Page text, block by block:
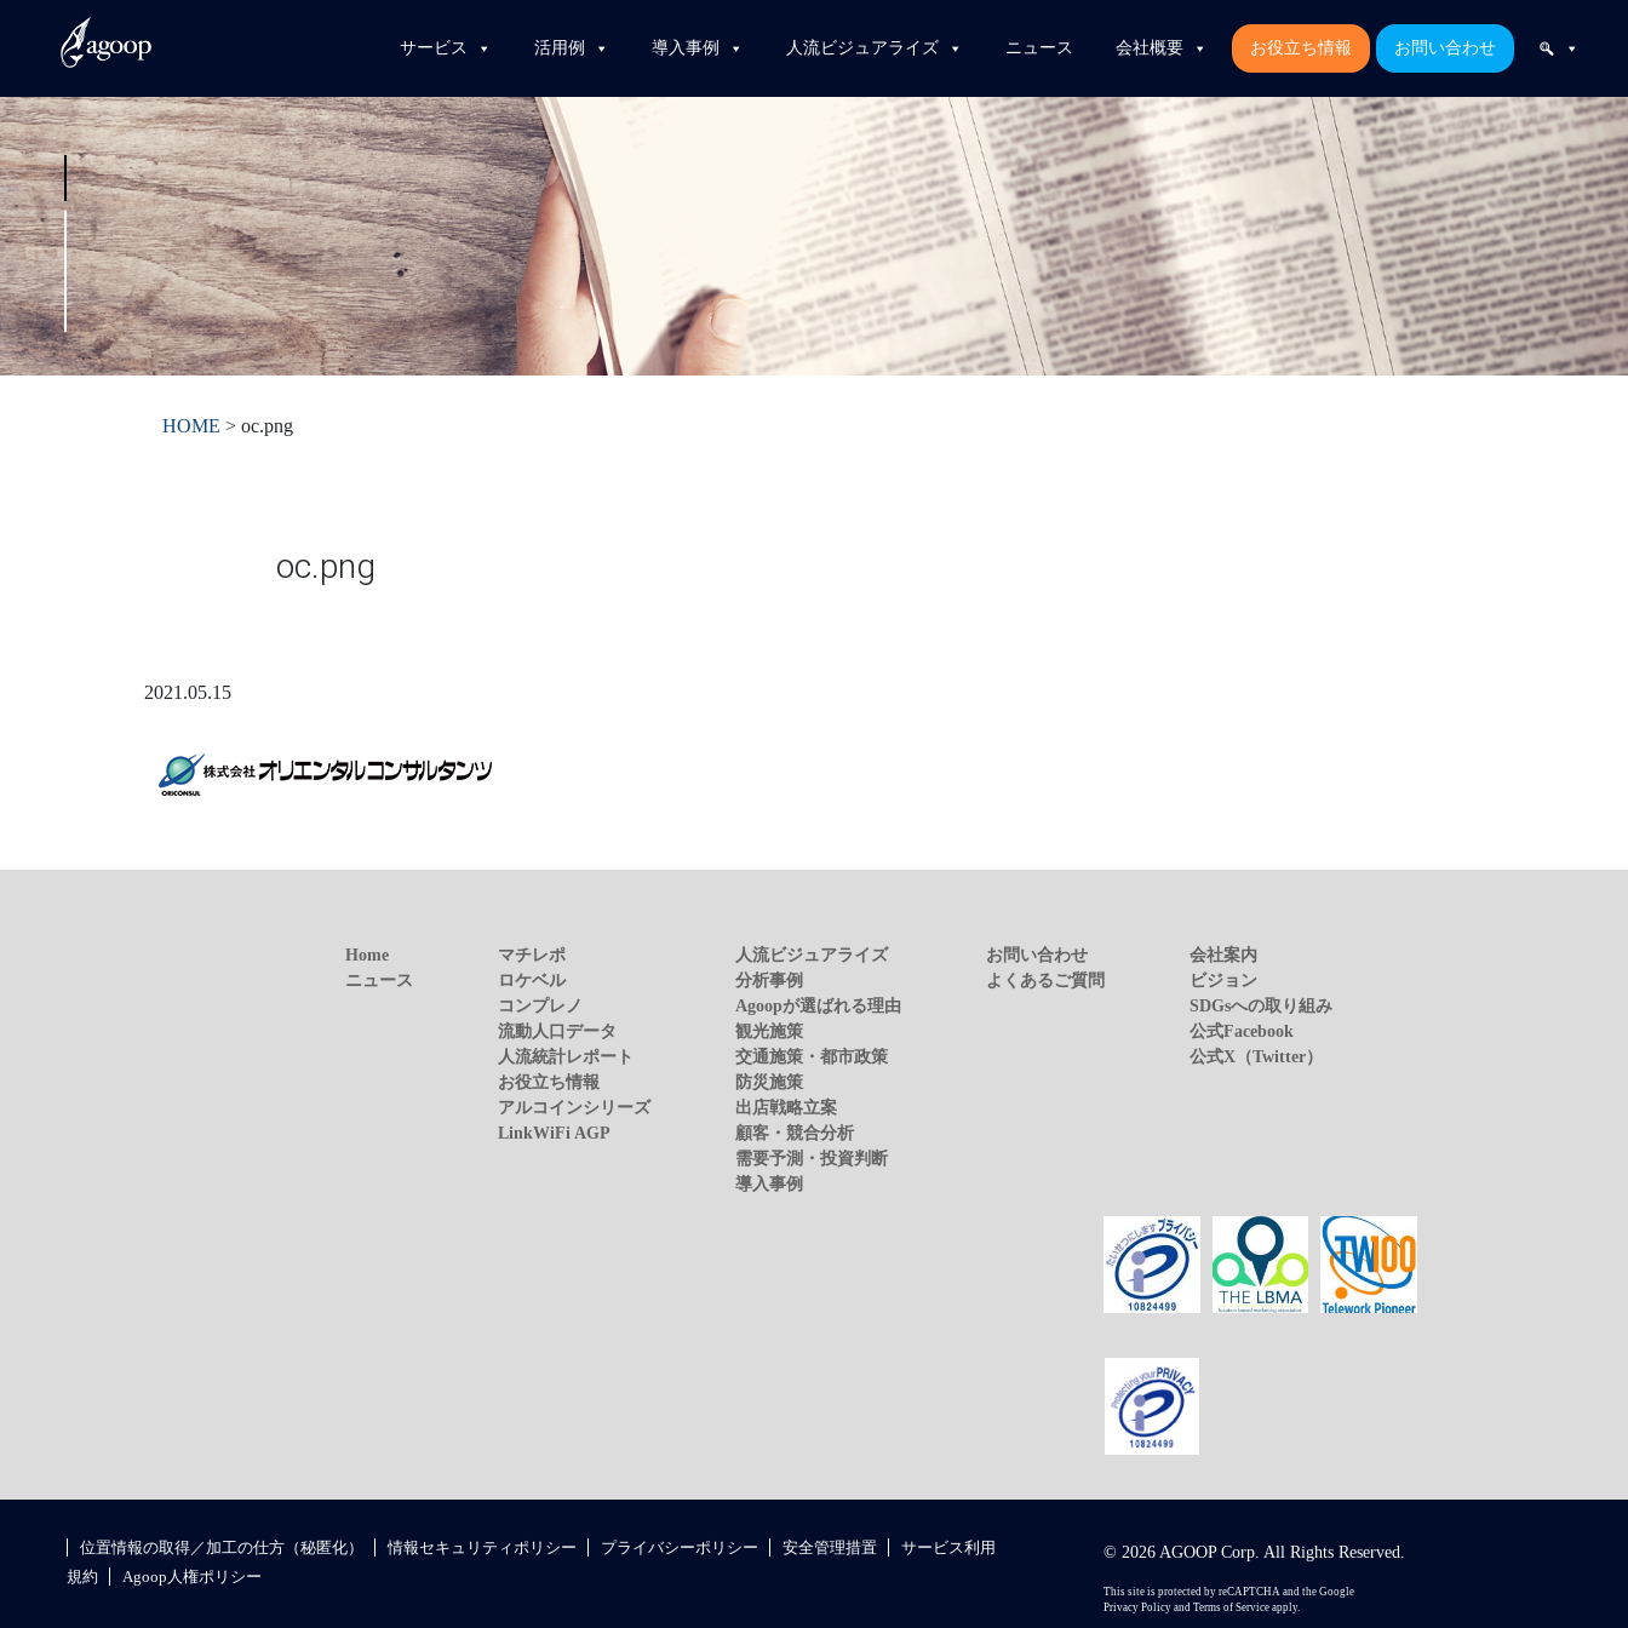
サービス 活用例 導入事例 人流ビジュアライズ ニュース 会社概要 お役立ち情報 お問い合わせ
HOME >oc.png
oc.png
2021.05.15
Home
ニュース
マチレポ
ロケベル
コンプレノ
流動人口データ
人流統計レポート
お役立ち情報
アルコインシリーズ
LinkWiFi AGP
人流ビジュアライズ
分析事例
Agoopが選ばれる理由
観光施策
交通施策・都市政策
防災施策
出店戦略立案
顧客・競合分析
需要予測・投資判断
導入事例
お問い合わせ
よくあるご質問
会社案内
ビジョン
SDGsへの取り組み
公式Facebook
公式X（Twitter）
位置情報の取得／加工の仕方（秘匿化） 情報セキュリティポリシー プライバシーポリシー 安全管理措置
サービス利用
規約
Agoop人権ポリシー
© 2026 AGOOP Corp. All Rights Reserved.
This site is protected by reCAPTCHA and the Google
Privacy Policy and Terms of Service apply.